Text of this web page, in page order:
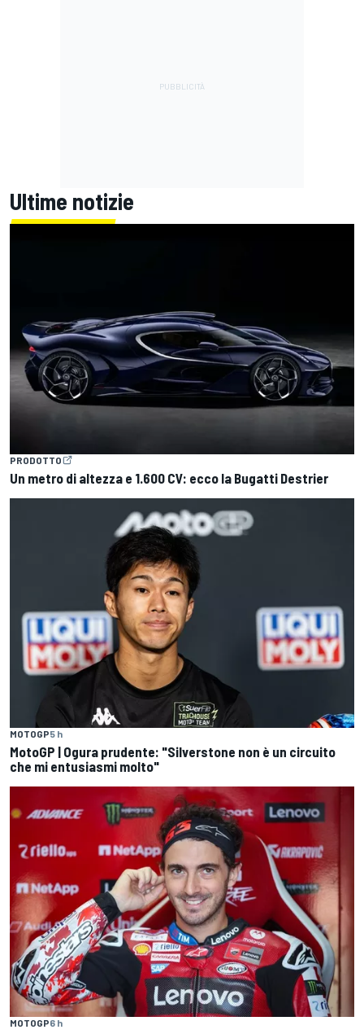
Ultime notizie
PRODOTTO
Un metro di altezza e 1.600 CV: ecco la Bugatti Destrier
MOTOGP5 h
MotoGP | Ogura prudente: "Silverstone non è un circuito
che mi entusiasmi molto"
MOTOGP6 h